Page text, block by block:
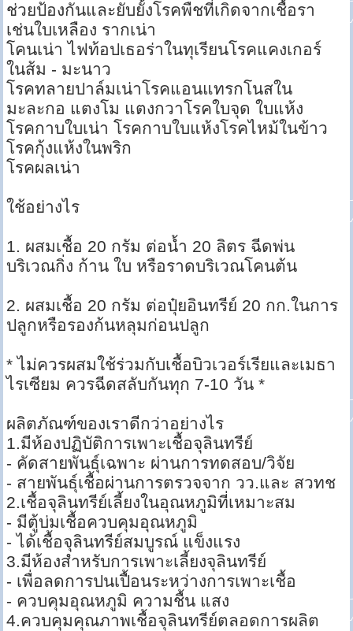
ช่วยป้องกันและยับยั้งโรคพืชที่เกิดจากเชื้อรา
เช่นใบเหลือง รากเน่า
โคนเน่า ไฟท้อปเธอร่าในทุเรียนโรคแคงเกอร์
ในส้ม - มะนาว
โรคทลายปาล์มเน่าโรคแอนแทรกโนสใน
มะละกอ แตงโม แตงกวาโรคใบจุด ใบแห้ง
โรคกาบใบเน่า โรคกาบใบแห้งโรคไหม้ในข้าว
โรคกุ้งแห้งในพริก
โรคผลเน่า
ใช้อย่างไร
1. ผสมเชื้อ 20 กรัม ต่อน้ำ 20 ลิตร ฉีดพ่น
บริเวณกิ่ง ก้าน ใบ หรือราดบริเวณโคนต้น
2. ผสมเชื้อ 20 กรัม ต่อปุ๋ยอินทรีย์ 20 กก.ในการ
ปลูกหรือรองก้นหลุมก่อนปลูก
* ไม่ควรผสมใช้ร่วมกับเชื้อบิวเวอร์เรียและเมธา
ไรเซียม ควรฉีดสลับกันทุก 7-10 วัน *
ผลิตภัณฑ์ของเราดีกว่าอย่างไร
1.มีห้องปฏิบัติการเพาะเชื้อจุลินทรีย์
- คัดสายพันธุ์เฉพาะ ผ่านการทดสอบ/วิจัย
- สายพันธุ์เชื้อผ่านการตรวจจาก วว.และ สวทช
2.เชื้อจุลินทรีย์เลี้ยงในอุณหภูมิที่เหมาะสม
- มีตู้บ่มเชื้อควบคุมอุณหภูมิ
- ได้เชื้อจุลินทรีย์สมบูรณ์ แข็งแรง
3.มีห้องสำหรับการเพาะเลี้ยงจุลินทรีย์
- เพื่อลดการปนเปื้อนระหว่างการเพาะเชื้อ
- ควบคุมอุณหภูมิ ความชื้น แสง
4.ควบคุมคุณภาพเชื้อจุลินทรีย์ตลอดการผลิต